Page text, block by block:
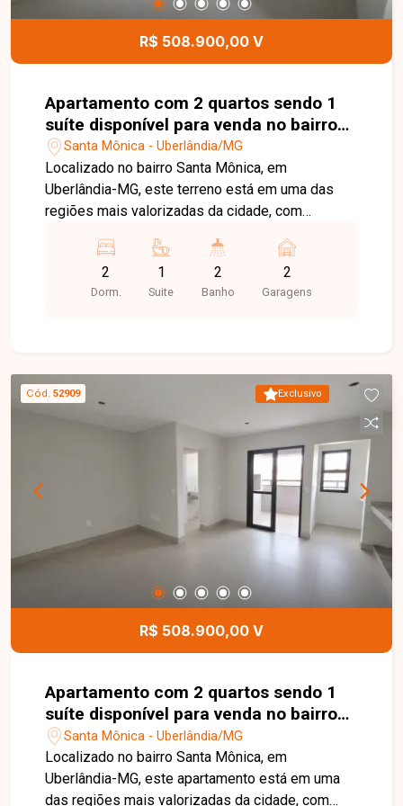
infraestrutura completa no bairro Santa Mônica.
Agende uma visita e venha conhecer todos os
detalhes deste imóvel.
R$ 508.900,00 V
Apartamento com 2 quartos sendo 1
suíte disponível para venda no bairro
Santa Mônica em Uberlândia-MG
Santa Mônica - Uberlândia/MG
Localizado no bairro Santa Mônica, em
Uberlândia-MG, este terreno está em uma das
regiões mais valorizadas da cidade, com
principais avenidas. A localização oferece
proximidade com supermercados, escolas,
universidades, farmácias, restaurantes e
total, com dimensões de 15 x 24 metros. O
terreno é plano, bem localizado e está situado
em uma região com excelente potencial de
valorização, atendendo tanto a projetos
excelente oportunidade para quem deseja
construir ou investir em um dos bairros mais
tradicionais e valorizados de Uberlândia. Agende
uma visita e venha conhecer todos os detalhes
2
Dorm.
1
Suite
2
Banho
2
Garagens
Exclusivo
Cód. 52909
R$ 508.900,00 V
Apartamento com 2 quartos sendo 1
suíte disponível para venda no bairro
Santa Mônica em Uberlândia -MG
Santa Mônica - Uberlândia/MG
Localizado no bairro Santa Mônica, em
Uberlândia-MG, este apartamento está em uma
das regiões mais valorizadas da cidade, com